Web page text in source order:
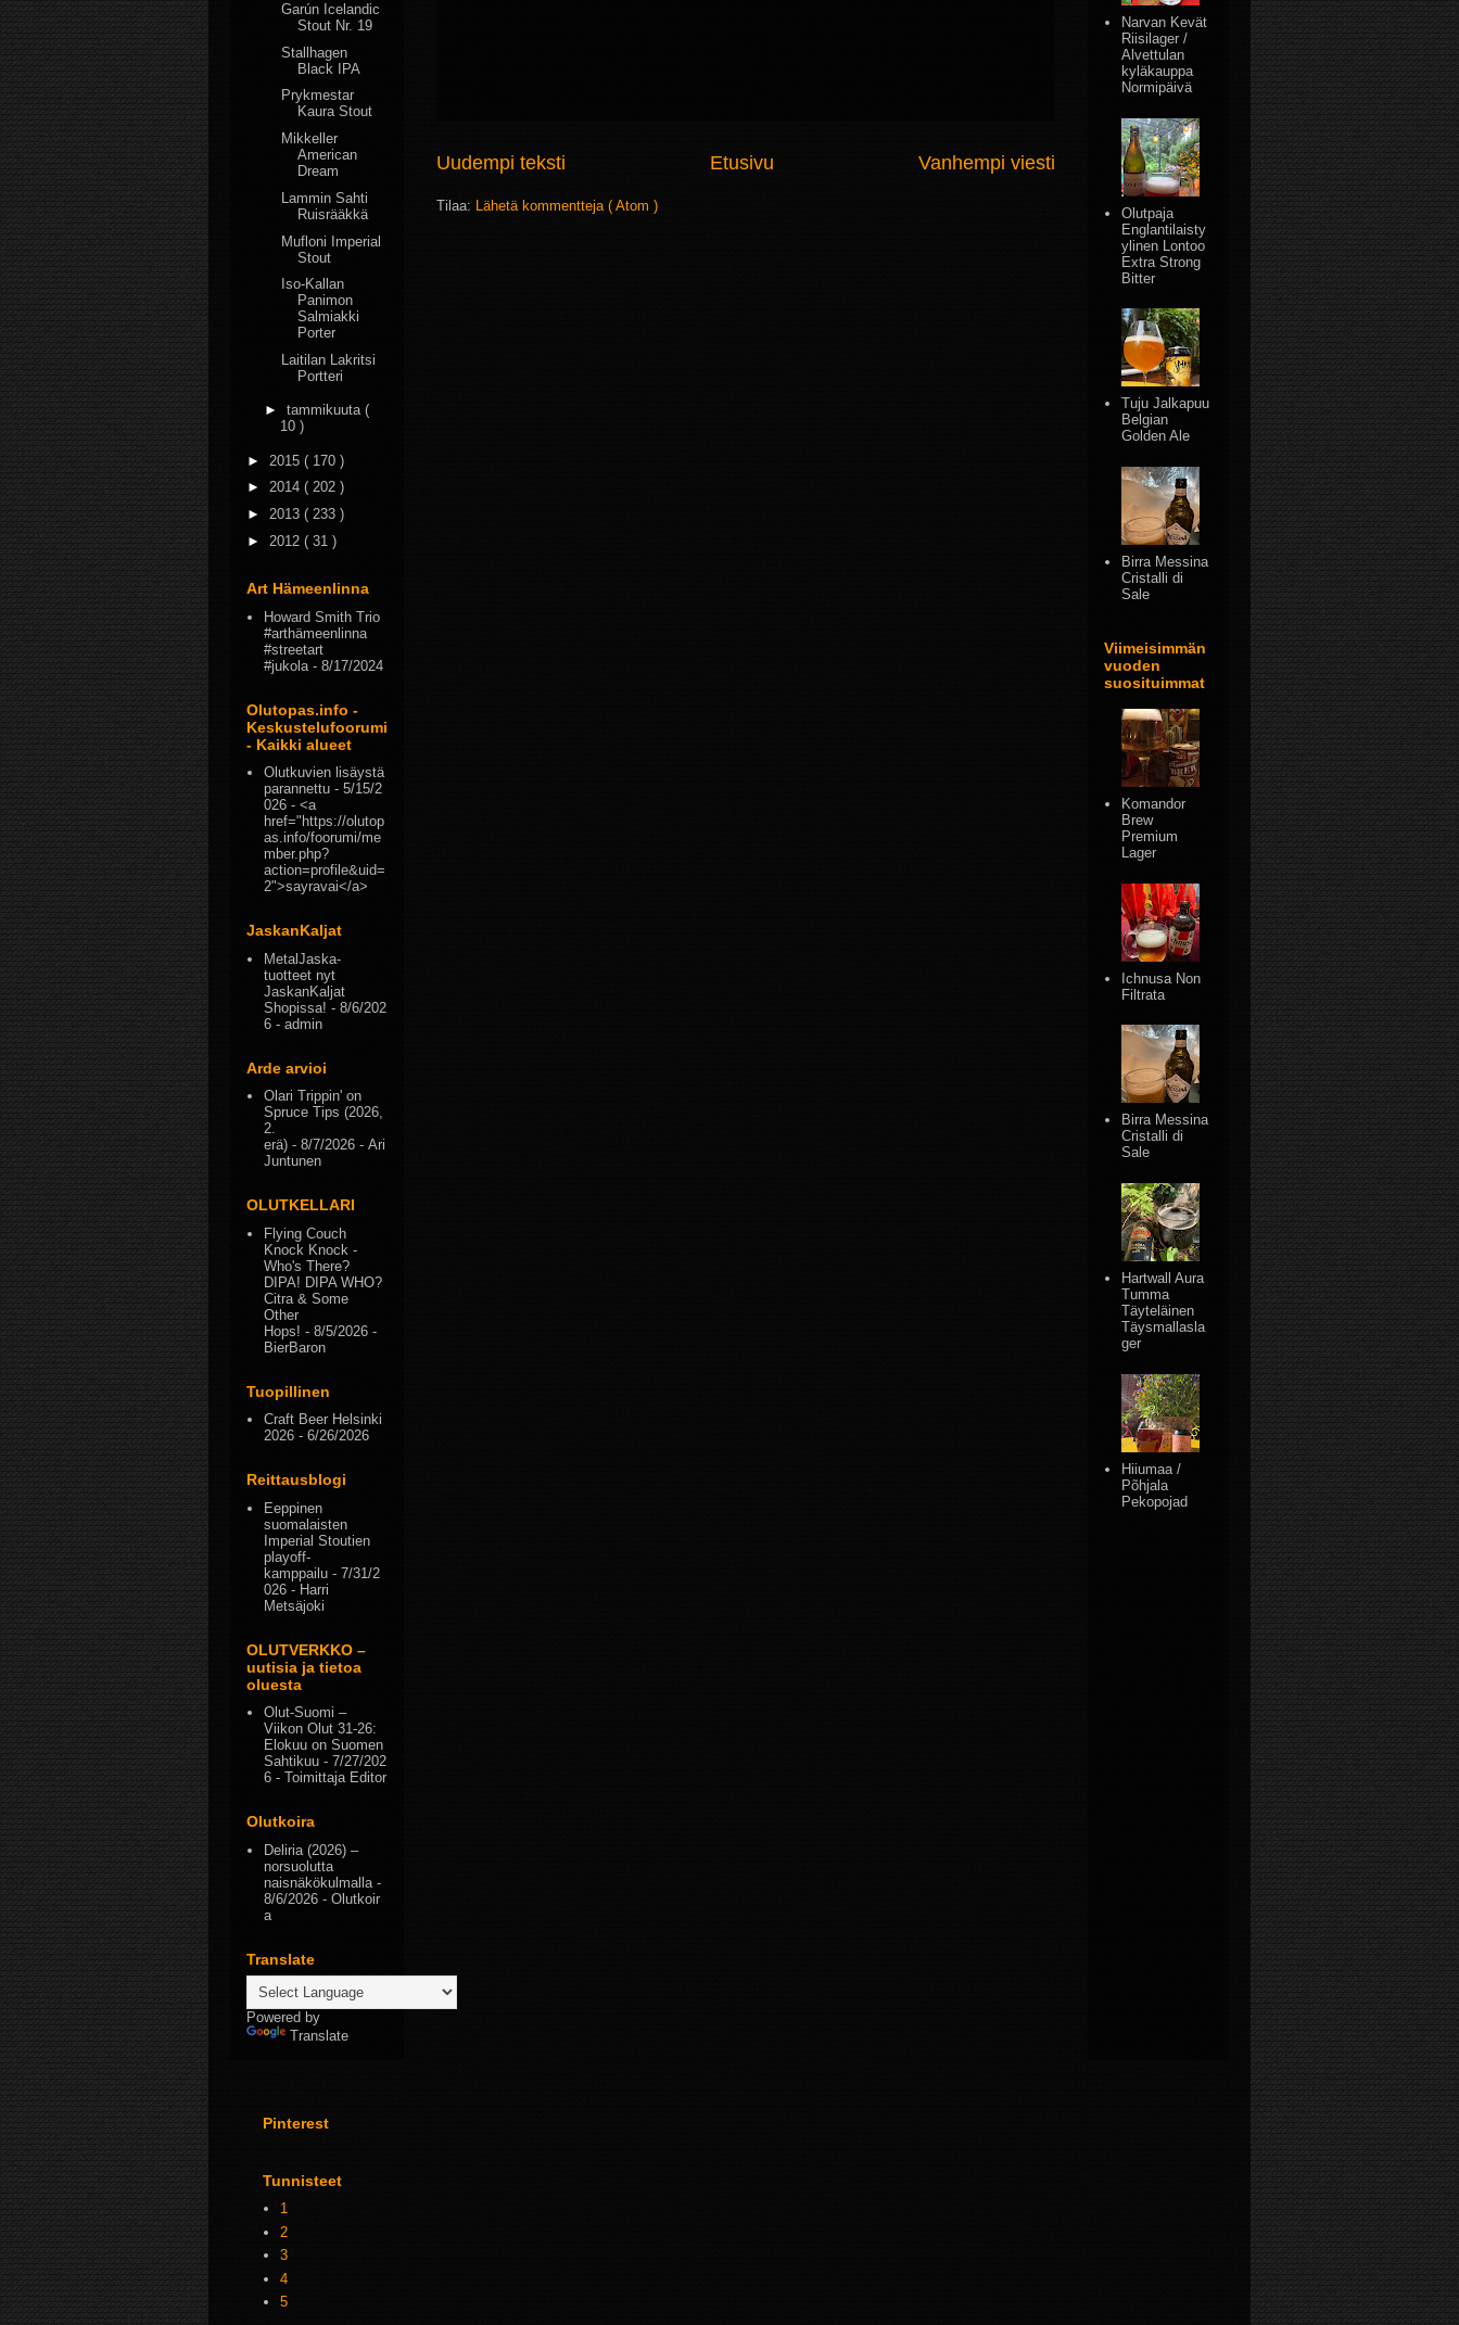
Uudempi teksti Vanhempi viesti
Etusivu
Tilaa: Lähetä kommentteja ( Atom )
Garún Icelandic
Stout Nr. 19
Stallhagen
Black IPA
Prykmestar
Kaura Stout
Mikkeller
American
Dream
Lammin Sahti
Ruisrääkkä
Mufloni Imperial
Stout
Iso-Kallan
Panimon
Salmiakki
Porter
Laitilan Lakritsi
Portteri
► tammikuuta (
10 )
► 2015 ( 170 )
► 2014 ( 202 )
► 2013 ( 233 )
► 2012 ( 31 )
Art Hämeenlinna
Howard Smith Trio
#arthämeenlinna
#streetart
#jukola - 8/17/2024
Olutopas.info -
Keskustelufoorumi
- Kaikki alueet
Olutkuvien lisäystä
parannettu - 5/15/2
026 - <a
href="https://olutop
as.info/foorumi/me
mber.php?
action=profile&uid=
2">sayravai</a>
JaskanKaljat
MetalJaska-
tuotteet nyt
JaskanKaljat
Shopissa! - 8/6/202
6 - admin
Arde arvioi
Olari Trippin' on
Spruce Tips (2026,
2.
erä) - 8/7/2026 - Ari
Juntunen
OLUTKELLARI
Flying Couch
Knock Knock -
Who's There?
DIPA! DIPA WHO?
Citra & Some
Other
Hops! - 8/5/2026 -
BierBaron
Tuopillinen
Craft Beer Helsinki
2026 - 6/26/2026
Reittausblogi
Eeppinen
suomalaisten
Imperial Stoutien
playoff-
kamppailu - 7/31/2
026 - Harri
Metsäjoki
OLUTVERKKO –
uutisia ja tietoa
oluesta
Olut-Suomi –
Viikon Olut 31-26:
Elokuu on Suomen
Sahtikuu - 7/27/202
6 - Toimittaja Editor
Olutkoira
Deliria (2026) –
norsuolutta
naisnäkökulmalla -
8/6/2026 - Olutkoir
a
Translate
Powered by
Translate
Narvan Kevät
Riisilager /
Alvettulan
kyläkauppa
Normipäivä
Olutpaja
Englantilaisty
ylinen Lontoo
Extra Strong
Bitter
Tuju Jalkapuu
Belgian
Golden Ale
Birra Messina
Cristalli di
Sale
Viimeisimmän
vuoden
suosituimmat
Komandor
Brew
Premium
Lager
Ichnusa Non
Filtrata
Birra Messina
Cristalli di
Sale
Hartwall Aura
Tumma
Täyteläinen
Täysmallasla
ger
Hiiumaa /
Põhjala
Pekopojad
Pinterest
Tunnisteet
1
2
3
4
5